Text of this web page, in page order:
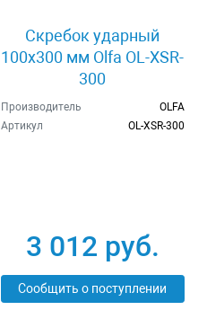
Скребок ударный
100x300 мм Olfa OL-XSR-
300
Производитель
OLFA
Артикул
OL-XSR-300
3 012 руб.
Сообщить о поступлении